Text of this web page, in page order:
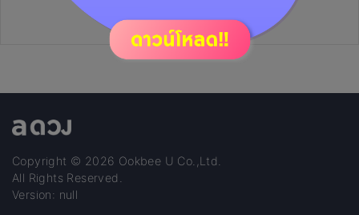
Copyright © 2026 Ookbee U Co.,Ltd.
All Rights Reserved.
Version: null